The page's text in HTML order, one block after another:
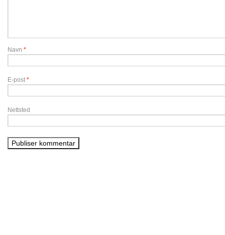
Navn *
E-post *
Nettsted